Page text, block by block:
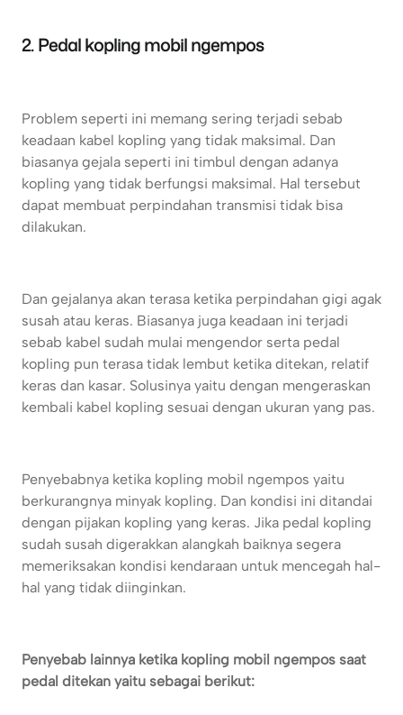
2. Pedal kopling mobil ngempos
Problem seperti ini memang sering terjadi sebab
keadaan kabel kopling yang tidak maksimal. Dan
biasanya gejala seperti ini timbul dengan adanya
kopling yang tidak berfungsi maksimal. Hal tersebut
dapat membuat perpindahan transmisi tidak bisa
dilakukan.
Dan gejalanya akan terasa ketika perpindahan gigi agak
susah atau keras. Biasanya juga keadaan ini terjadi
sebab kabel sudah mulai mengendor serta pedal
kopling pun terasa tidak lembut ketika ditekan, relatif
keras dan kasar. Solusinya yaitu dengan mengeraskan
kembali kabel kopling sesuai dengan ukuran yang pas.
Penyebabnya ketika kopling mobil ngempos yaitu
berkurangnya minyak kopling. Dan kondisi ini ditandai
dengan pijakan kopling yang keras. Jika pedal kopling
sudah susah digerakkan alangkah baiknya segera
memeriksakan kondisi kendaraan untuk mencegah hal-
hal yang tidak diinginkan.
Penyebab lainnya ketika kopling mobil ngempos saat
pedal ditekan yaitu sebagai berikut: